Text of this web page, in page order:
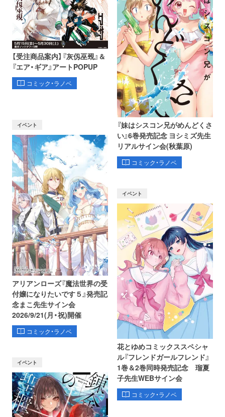
【受注商品案内】『灰仭巫覡』＆
『エア・ギア』アートPOPUP
コミック・ラノベ
『妹はシスコン兄がめんどくさ
い』6巻発売記念 ヨシミズ先生
リアルサイン会(秋葉原)
コミック・ラノベ
イベント
アリアンローズ『魔法世界の受
付嬢になりたいです５』発売記
念まこ先生サイン会
2026/9/21(月・祝)開催
コミック・ラノベ
イベント
花とゆめコミックススペシャ
ル『フレンドガールフレンド』
1巻＆2巻同時発売記念 瑠夏
子先生WEBサイン会
コミック・ラノベ
イベント